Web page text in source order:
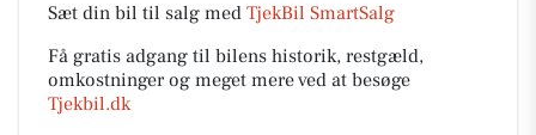
Sæt din bil til salg med TjekBil SmartSalg
Få gratis adgang til bilens historik, restgæld,
omkostninger og meget mere ved at besøge
Tjekbil.dk